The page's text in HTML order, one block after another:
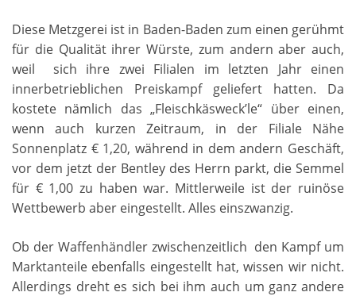
Diese Metzgerei ist in Baden-Baden zum einen gerühmt
für die Qualität ihrer Würste, zum andern aber auch,
weil sich ihre zwei Filialen im letzten Jahr einen
innerbetrieblichen Preiskampf geliefert hatten. Da
kostete nämlich das „Fleischkäsweck’le“ über einen,
wenn auch kurzen Zeitraum, in der Filiale Nähe
Sonnenplatz € 1,20, während in dem andern Geschäft,
vor dem jetzt der Bentley des Herrn parkt, die Semmel
für € 1,00 zu haben war. Mittlerweile ist der ruinöse
Wettbewerb aber eingestellt. Alles einszwanzig.
Ob der Waffenhändler zwischenzeitlich den Kampf um
Marktanteile ebenfalls eingestellt hat, wissen wir nicht.
Allerdings dreht es sich bei ihm auch um ganz andere